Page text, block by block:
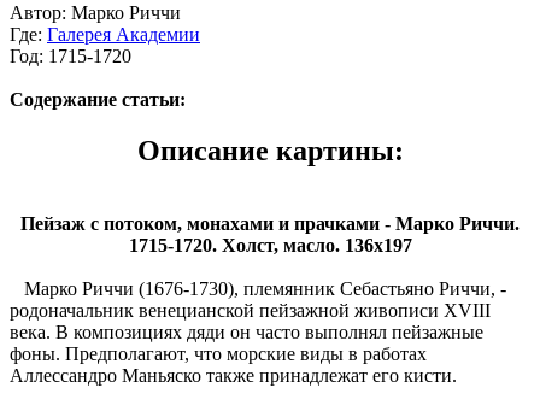
Автор: Марко Риччи
Где: Галерея Академии
Год: 1715-1720
Содержание статьи:
Описание картины:
Пейзаж с потоком, монахами и прачками - Марко Риччи.
1715-1720. Холст, масло. 136х197
Марко Риччи (1676-1730), племянник Себастьяно Риччи, -
родоначальник венецианской пейзажной живописи XVIII
века. В композициях дяди он часто выполнял пейзажные
фоны. Предполагают, что морские виды в работах
Аллессандро Маньяско также принадлежат его кисти.